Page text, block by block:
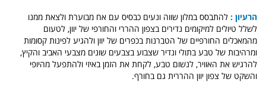
הרעיון : להתבסס במלון שווה ונעים כבסיס עם אח מבוערת ולצאת ממנו
לשלל טיולים למיקומים נדירים בצפון ההררי והחורפי של יוון, לטעום
מהמאכלים החורפיים של הטברנות בכפרים של יוון ולהגיע לפינות קסומות
ומרהיבות של טבע בתולי ונדיר שצבוע בצבעים שונים מצבעי האביב והקיץ,
להרגיש את האוויר, לנשום טבע, לקחת את הזמן באיזי ולהתפעל מהיופי
והשקט של צפון יוון ההררית גם בחורף.